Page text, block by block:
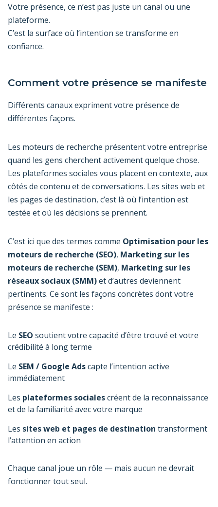
Votre présence, ce n’est pas juste un canal ou une
plateforme.
C’est la surface où l’intention se transforme en
confiance.
Comment votre présence se manifeste
Différents canaux expriment votre présence de
différentes façons.
Les moteurs de recherche présentent votre entreprise
quand les gens cherchent activement quelque chose.
Les plateformes sociales vous placent en contexte, aux
côtés de contenu et de conversations. Les sites web et
les pages de destination, c’est là où l’intention est
testée et où les décisions se prennent.
C’est ici que des termes comme Optimisation pour les
moteurs de recherche (SEO), Marketing sur les
moteurs de recherche (SEM), Marketing sur les
réseaux sociaux (SMM)et d’autres deviennent
pertinents. Ce sont les façons concrètes dont votre
présence se manifeste :
Le SEO soutient votre capacité d’être trouvé et votre
crédibilité à long terme
Le SEM / Google Adscapte l’intention active
immédiatement
Les plateformes socialescréent de la reconnaissance
et de la familiarité avec votre marque
Les sites web et pages de destination transforment
l’attention en action
Chaque canal joue un rôle — mais aucun ne devrait
fonctionner tout seul.